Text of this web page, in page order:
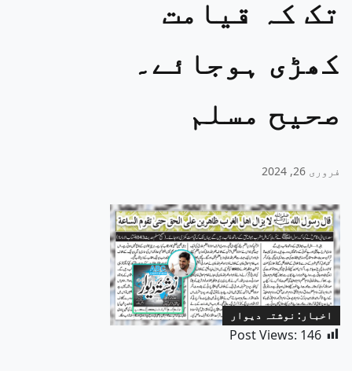
تک کہ قیامت
کھڑی ہوجائے۔
صحیح مسلم
فروری 26, 2024
اخبار: نوشتہ دیوار
Post Views: 146